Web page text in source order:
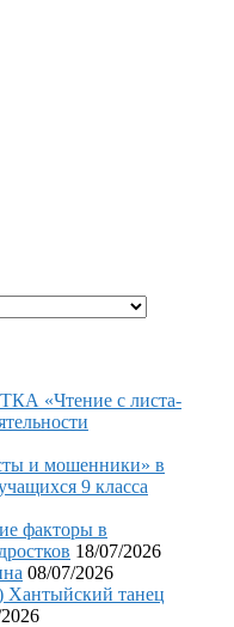
«Чтение с листа-
и мошенники» в
9 класса
факторы в
18/07/2026
08/07/2026
Хантыйский танец